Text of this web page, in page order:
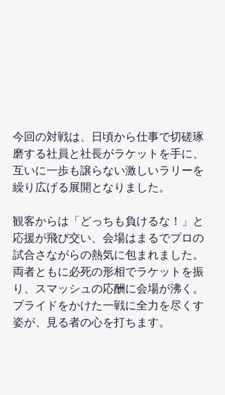
今回の対戦は、日頃から仕事で切磋琢
磨する社員と社長がラケットを手に、
互いに一歩も譲らない激しいラリーを
繰り広げる展開となりました。
観客からは「どっちも負けるな！」と
応援が飛び交い、会場はまるでプロの
試合さながらの熱気に包まれました。
両者ともに必死の形相でラケットを振
り、スマッシュの応酬に会場が沸く。
プライドをかけた一戦に全力を尽くす
姿が、見る者の心を打ちます。